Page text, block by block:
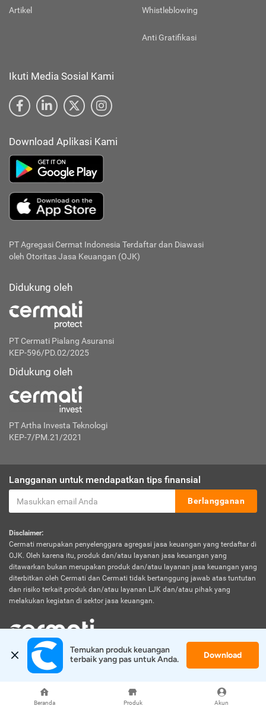
Beranda Produk Akun
Artikel Whistleblowing
Anti Gratifikasi
Ikuti Media Sosial Kami
Download Aplikasi Kami
PT Agregasi Cermat Indonesia Terdaftar dan Diawasi
oleh Otoritas Jasa Keuangan (OJK)
Didukung oleh
PT Cermati Pialang Asuransi
KEP-596/PD.02/2025
Didukung oleh
PT Artha Investa Teknologi
KEP-7/PM.21/2021
Langganan untuk mendapatkan tips finansial
Berlangganan
Disclaimer:
Cermati merupakan penyelenggara agregasi jasa keuangan yang terdaftar di
OJK. Oleh karena itu, produk dan/atau layanan jasa keuangan yang
ditawarkan bukan merupakan produk dan/atau layanan jasa keuangan yang
diterbitkan oleh Cermati dan Cermati tidak bertanggung jawab atas tuntutan
dan risiko terkait produk dan/atau layanan LJK dan/atau pihak yang
melakukan kegiatan di sektor jasa keuangan.
© 2026 Cermati. All Rights Reserved.
Temukan produk keuangan
terbaik yang pas untuk Anda.
Download